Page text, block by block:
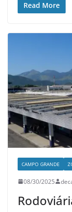
Read More
CAMPO GRANDE
08/30/2025